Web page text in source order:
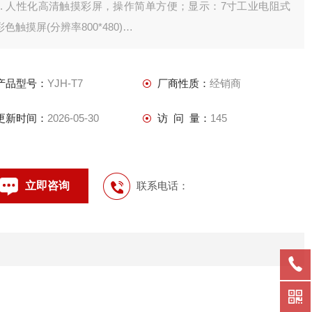
人性化高清触摸彩屏，操作简单方便；显示：7寸工业电阻式
色触摸屏(分辨率800*480)
自动生成称重记录，和各种管理报表；
显示:7寸触摸屏(分辨率800*480)；
品型号： YJH-T7 厂商性质： 经销商
新时间： 2026-05-30 访 问 量： 145
立即咨询 联系电话：